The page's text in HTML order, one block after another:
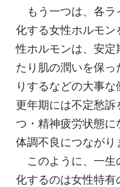
もう一つは、各ラ
化する女性ホルモ
性ホルモンは、安
たり肌の潤いを保
りするなどの大事
更年期には不定愁訴
つ・精神疲労状態
体調不良につながり
このように、一生
化するのは女性特